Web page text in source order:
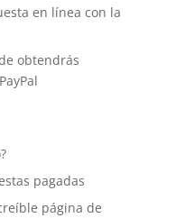
en línea con la
obtendrás
pagadas
página de